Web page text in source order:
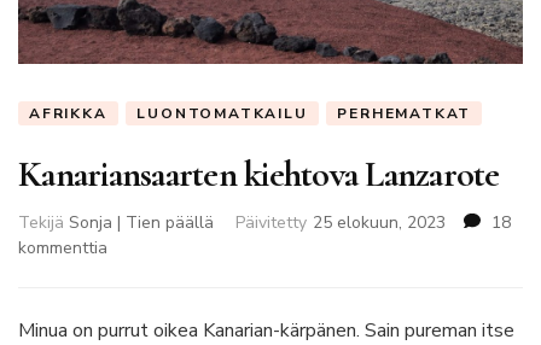
AFRIKKA LUONTOMATKAILU PERHEMATKAT
Kanariansaarten kiehtova Lanzarote
Tekijä Sonja | Tien päällä Päivitetty 25 elokuun, 2023
18
kommenttia
Lanzarote
Minua on purrut oikea Kanarian-kärpänen. Sain pureman itse